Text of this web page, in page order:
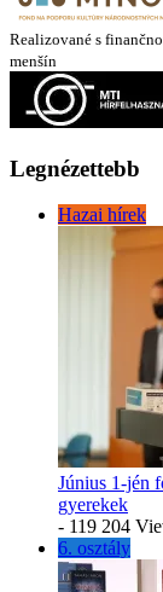
Realizované s
menšín
Legnézettebb
Hazai hírek
Június 1-jén
gyerekek
- 119 204
6. osztály